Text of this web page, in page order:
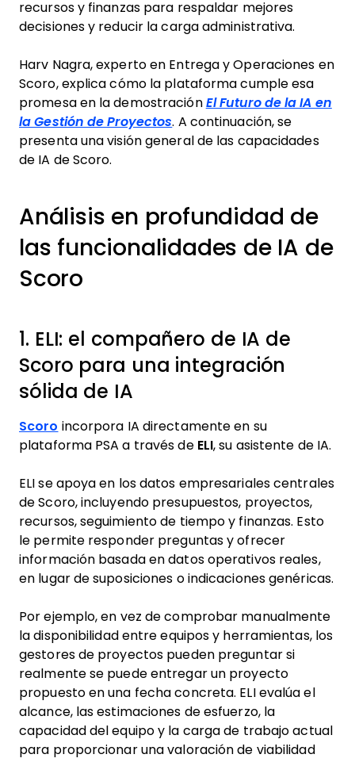
recursos y finanzas para respaldar mejores
decisiones y reducir la carga administrativa.
Harv Nagra, experto en Entrega y Operaciones en
Scoro, explica cómo la plataforma cumple esa
promesa en la demostración El Futuro de la IA en
la Gestión de Proyectos. A continuación, se
presenta una visión general de las capacidades
de IA de Scoro.
Análisis en profundidad de
las funcionalidades de IA de
Scoro
1. ELI: el compañero de IA de
Scoro para una integración
sólida de IA
Scoro incorpora IA directamente en su
plataforma PSA a través de ELI, su asistente de IA.
ELI se apoya en los datos empresariales centrales
de Scoro, incluyendo presupuestos, proyectos,
recursos, seguimiento de tiempo y finanzas. Esto
le permite responder preguntas y ofrecer
información basada en datos operativos reales,
en lugar de suposiciones o indicaciones genéricas.
Por ejemplo, en vez de comprobar manualmente
la disponibilidad entre equipos y herramientas, los
gestores de proyectos pueden preguntar si
realmente se puede entregar un proyecto
propuesto en una fecha concreta. ELI evalúa el
alcance, las estimaciones de esfuerzo, la
capacidad del equipo y la carga de trabajo actual
para proporcionar una valoración de viabilidad